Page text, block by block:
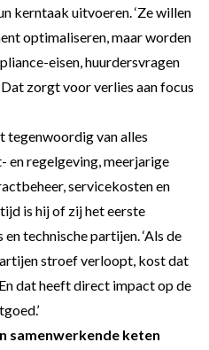
kerntaak uitvoeren. ‘Ze willen
optimaliseren, maar worden
eisen, huurdersvragen
zorgt voor verlies aan focus
tegenwoordig van alles
en regelgeving, meerjarige
servicekosten en
is hij of zij het eerste
technische partijen. ‘Als de
stroef verloopt, kost dat
dat heeft direct impact op de
samenwerkende keten